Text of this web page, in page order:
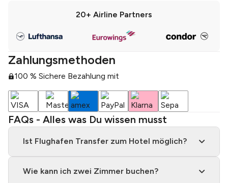
20+ Airline Partners
Zahlungsmethoden
100 % Sichere Bezahlung mit
FAQs - Alles was Du wissen musst
Ist Flughafen Transfer zum Hotel möglich?
Wie kann ich zwei Zimmer buchen?